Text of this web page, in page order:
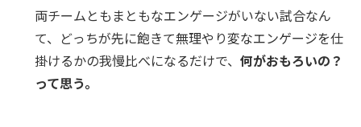
両チームともまともなエンゲージがいない試合なん
て、どっちが先に飽きて無理やり変なエンゲージを仕
掛けるかの我慢比べになるだけで、何がおもろいの？
って思う。